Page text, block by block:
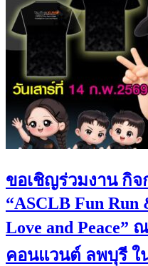
ขอเชิญร่วมงาน กิจ
“ASCLB Fun Run
Love and Peace”
คอนแวนต์ ลพบุรี ใ